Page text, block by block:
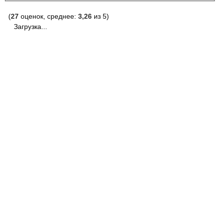
(27 оценок, среднее: 3,26 из 5)
Загрузка...